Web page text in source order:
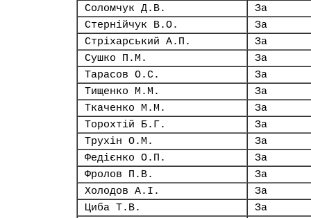
Соломчук Д.В.
За
Стернійчук В.О.
За
Стріхарський А.П.
За
Сушко П.М.
За
Тарасов О.С.
За
Тищенко М.М.
За
Ткаченко М.М.
За
Торохтій Б.Г.
За
Трухін О.М.
За
Федієнко О.П.
За
Фролов П.В.
За
Холодов А.І.
За
Циба Т.В.
За